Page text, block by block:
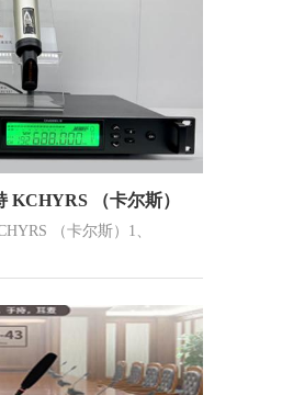
KCHYRS （卡尔斯）
（卡尔斯）1、